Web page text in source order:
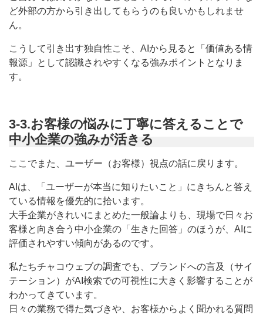
ど外部の方から引き出してもらうのも良いかもしれませ
ん。
こうして引き出す独自性こそ、AIから見ると「価値ある情
報源」として認識されやすくなる強みポイントとなりま
す。
3-3.お客様の悩みに丁寧に答えることで
中小企業の強みが活きる
ここでまた、ユーザー（お客様）視点の話に戻ります。
AIは、「ユーザーが本当に知りたいこと」にきちんと答え
ている情報を優先的に拾います。
大手企業がきれいにまとめた一般論よりも、現場で日々お
客様と向き合う中小企業の「生きた回答」のほうが、AIに
評価されやすい傾向があるのです。
私たちチャコウェブの調査でも、ブランドへの言及（サイ
テーション）がAI検索での可視性に大きく影響することが
わかってきています。
日々の業務で得た気づきや、お客様からよく聞かれる質問